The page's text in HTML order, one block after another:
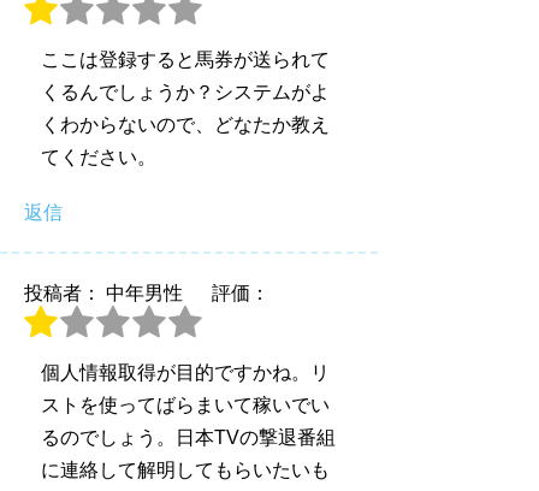
ここは登録すると馬券が送られて
くるんでしょうか？システムがよ
くわからないので、どなたか教え
てください。
返信
投稿者： 中年男性 評価：
個人情報取得が目的ですかね。リ
ストを使ってばらまいて稼いでい
るのでしょう。日本TVの撃退番組
に連絡して解明してもらいたいも